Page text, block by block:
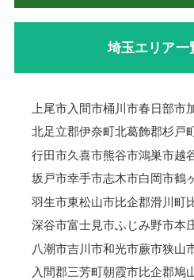
埼玉エリア一
上尾市入間市桶川市春日部市
北足立郡伊奈町北葛飾郡杉戸
行田市久喜市熊谷市鴻巣市越
坂戸市幸手市志木市白岡市鶴
羽生市東松山市比企郡滑川町
深谷市富士見市ふじみ野市本
八潮市吉川市和光市蕨市狭山
入間郡三芳町朝霞市比企郡鳩